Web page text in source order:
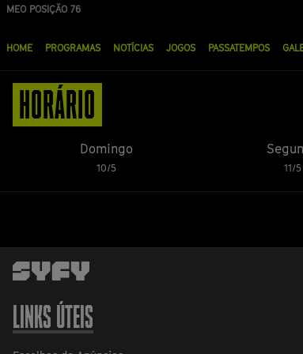
Passar
principal
MEO POSIÇÃO 76
principal
HOME PROGRAMAS NOTÍCIAS JOGOS PASSATEMPOS
HORÁRIO
Domingo
10/5 11/5
LINKS ÚTEIS